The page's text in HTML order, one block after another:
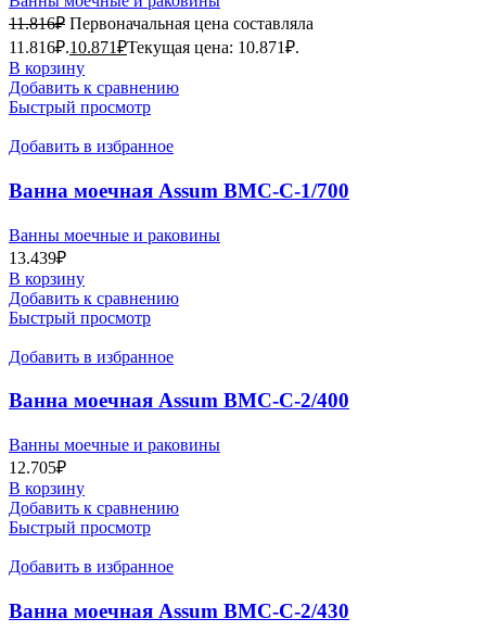
11.816₽ Первоначальная цена составляла
11.816₽.10.871₽Текущая цена: 10.871₽.
В корзину
Добавить к сравнению
Быстрый просмотр
Добавить в избранное
Ванна моечная Assum ВМС-С-1/700
Ванны моечные и раковины
13.439₽
В корзину
Добавить к сравнению
Быстрый просмотр
Добавить в избранное
Ванна моечная Assum ВМС-С-2/400
Ванны моечные и раковины
12.705₽
В корзину
Добавить к сравнению
Быстрый просмотр
Добавить в избранное
Ванна моечная Assum ВМС-С-2/430